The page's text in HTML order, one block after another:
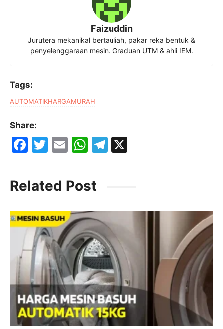
Faizuddin
Jurutera mekanikal bertauliah, pakar reka bentuk &
penyelenggaraan mesin. Graduan UTM & ahli IEM.
Tags:
AUTOMATIKHARGAMURAH
Share:
F
c
e
b
o
o
k
T
itt
er
E
ai
l
W
at
s
A
p
p
T
a
m
Related Post